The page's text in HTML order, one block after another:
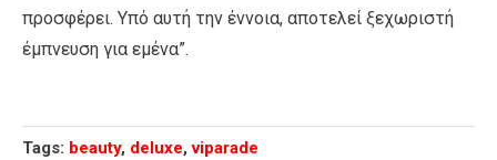
προσφέρει. Υπό αυτή την έννοια, αποτελεί ξεχωριστή
έμπνευση για εμένα”.
Tags: beauty, deluxe,viparade